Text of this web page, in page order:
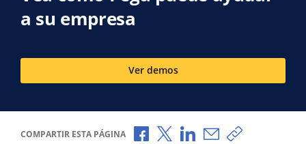
a su empresa
Ver demos
COMPARTIR ESTA PÁGINA Compartir a través de Facebook
Compartir a través de X
Compartir a través de
Compartir por
Copiar